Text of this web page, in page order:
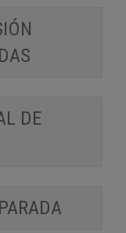
DE